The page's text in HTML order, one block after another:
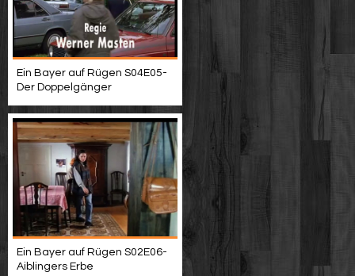
Ein Bayer auf Rügen S04E05-
Der Doppelgänger
Ein Bayer auf Rügen S02E06-
Aiblingers Erbe